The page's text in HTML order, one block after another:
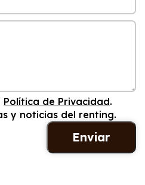
Política de Privacidad.
y noticias del renting.